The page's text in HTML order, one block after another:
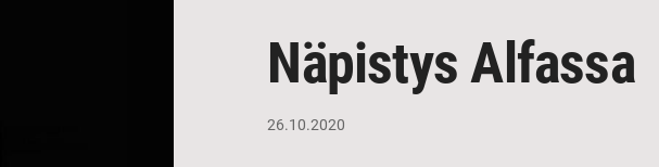
Näpistys Alfassa
26.10.2020